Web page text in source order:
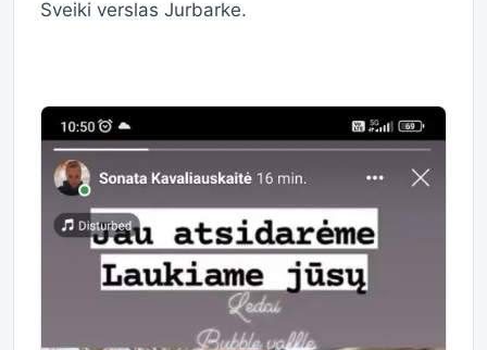
Sveiki verslas Jurbarke.